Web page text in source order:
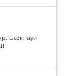
Баян аул